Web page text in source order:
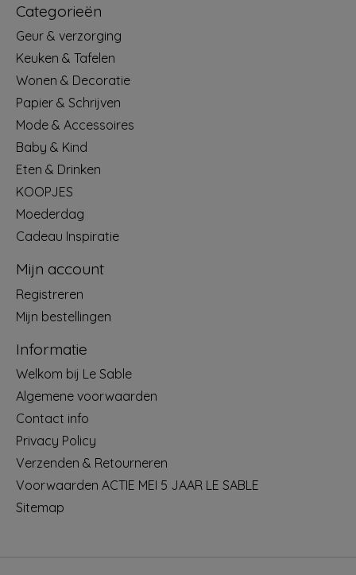
Categorieën
Geur & verzorging
Keuken & Tafelen
Wonen & Decoratie
Papier & Schrijven
Mode & Accessoires
Baby & Kind
Eten & Drinken
KOOPJES
Moederdag
Cadeau Inspiratie
Mijn account
Registreren
Mijn bestellingen
Informatie
Welkom bij Le Sable
Algemene voorwaarden
Contact info
Privacy Policy
Verzenden & Retourneren
Voorwaarden ACTIE MEI 5 JAAR LE SABLE
Sitemap